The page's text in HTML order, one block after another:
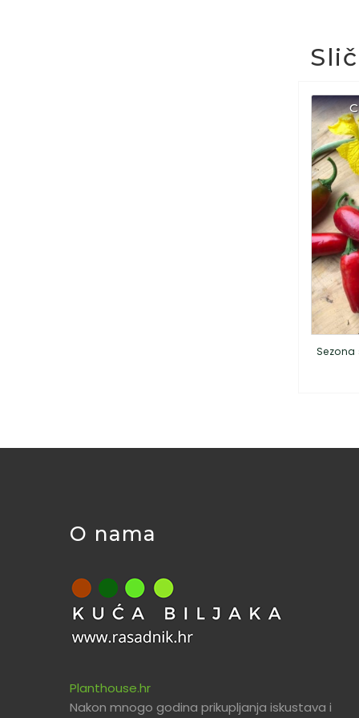
O nama
Planthouse.hr
Nakon mnogo godina prikupljanja iskustava i